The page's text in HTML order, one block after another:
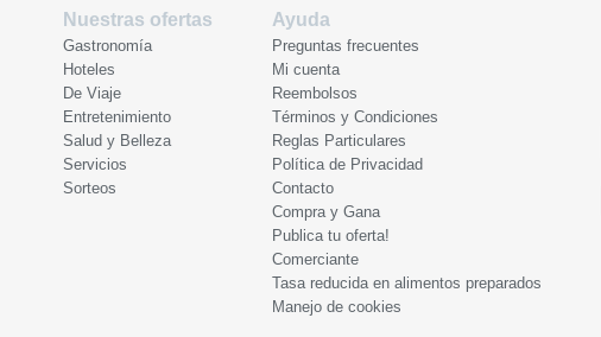
Nuestras ofertas
Gastronomía
Hoteles
De Viaje
Entretenimiento
Salud y Belleza
Servicios
Sorteos
Ayuda
Preguntas frecuentes
Mi cuenta
Reembolsos
Términos y Condiciones
Reglas Particulares
Política de Privacidad
Contacto
Compra y Gana
Publica tu oferta!
Comerciante
Tasa reducida en alimentos preparados
Manejo de cookies